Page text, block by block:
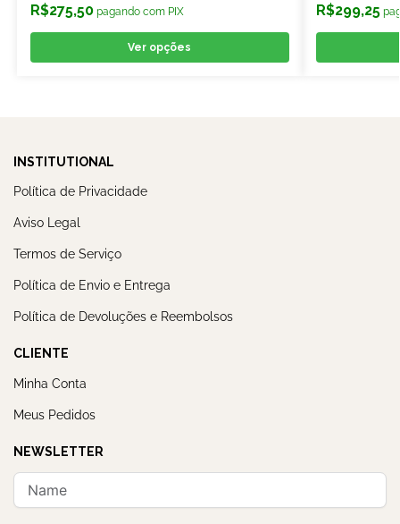
R$275,50 pagando com PIX
Ver opções
R$299,25
INSTITUTIONAL
Política de Privacidade
Aviso Legal
Termos de Serviço
Política de Envio e Entrega
Política de Devoluções e Reembolsos
CLIENTE
Minha Conta
Meus Pedidos
NEWSLETTER